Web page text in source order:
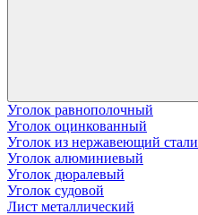
Уголок равнополочный
Уголок оцинкованный
Уголок из нержавеющий стали
Уголок алюминиевый
Уголок дюралевый
Уголок судовой
Лист металлический